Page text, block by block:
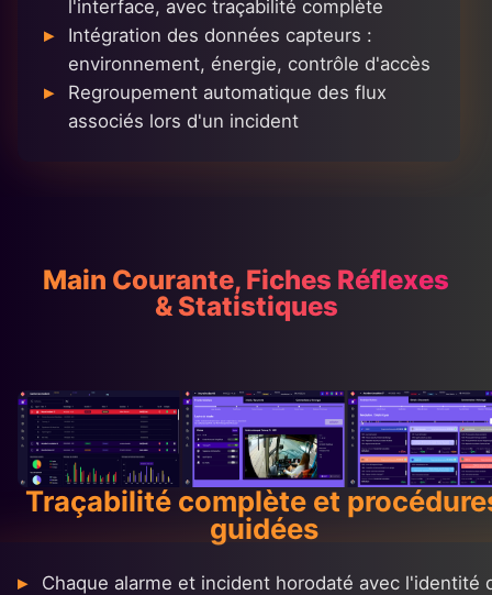
l'interface, avec traçabilité complète
Intégration des données capteurs :
environnement, énergie, contrôle d'accès
Regroupement automatique des flux
associés lors d'un incident
Main Courante, Fiches Réflexes
& Statistiques
Traçabilité complète et
guidées
Chaque alarme et incident horodaté avec l'identité